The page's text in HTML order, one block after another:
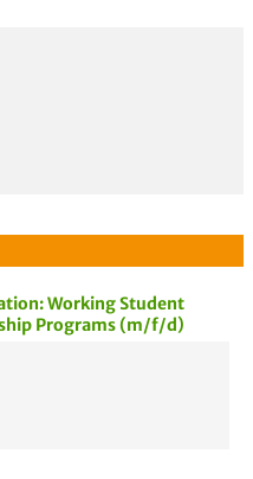
Working Student
Programs (m/f/d)